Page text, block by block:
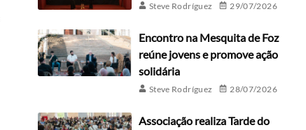
Steve Rodríguez 29/07/2026
Encontro na Mesquita de Foz
reúne jovens e promove ação
solidária
Steve Rodríguez 28/07/2026
Associação realiza Tarde do